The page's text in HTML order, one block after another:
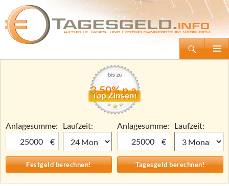
Tagesgeld.info – Tagesgeldkonten vergleichen und Tagesgeld-Zinsen berechnen
Zum
3,50% p.a.
Anlagesumme:
€
Laufzeit:
Anlagesumme:
€
Laufzeit: